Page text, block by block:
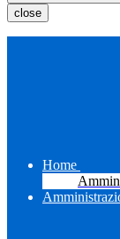
close
Home